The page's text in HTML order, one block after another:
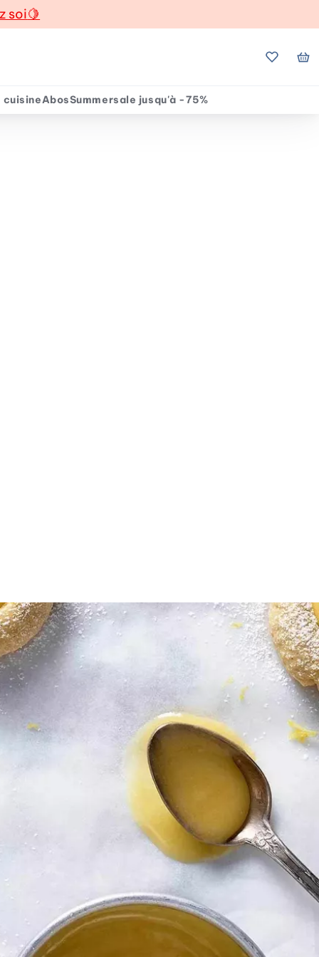
soi🍋
Mes
cuisineAbosSummersale jusqu'à -75%